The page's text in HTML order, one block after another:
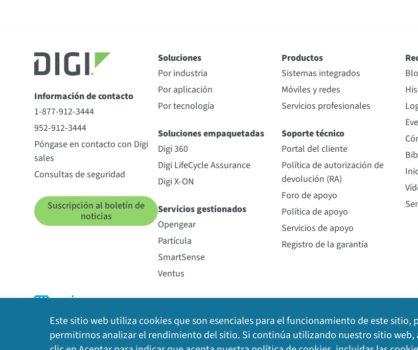
Información de contacto
1-877-912-3444
952-912-3444
Póngase en contacto con Digi
sales
Consultas de seguridad
Suscripción al boletín de
noticias
Soluciones
Por industria
Por aplicación
Por tecnología
Soluciones empaquetadas
Digi 360
Digi LifeCycle Assurance
Digi X-ON
Servicios gestionados
Opengear
Partícula
SmartSense
Ventus
Productos
Sistemas integrados
Móviles y redes
Servicios profesionales
Soporte técnico
Portal del cliente
Política de autorización de
devolución (RA)
Foro de apoyo
Política de apoyo
Servicios de apoyo
Registro de la garantía
Este sitio web utiliza cookies que son esenciales para el funcionamiento de este sitio,
permitirnos analizar el rendimiento del sitio. Si continúa utilizando nuestro sitio web,